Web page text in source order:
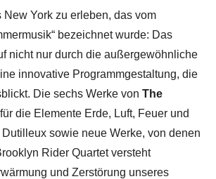
York zu erleben, das vom
bezeichnet wurde: Das
nicht nur durch die außergewöhnliche
innovative Programmgestaltung, die
Die sechs Werke von The
die Elemente Erde, Luft, Feuer und
sowie neue Werke, von denen
Rider Quartet versteht
und Zerstörung unseres